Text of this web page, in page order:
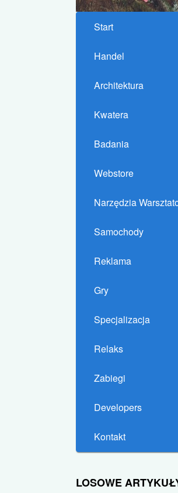
Start
Handel
Architektura
Kwatera
Badania
Webstore
Narzędzia
Samochody
Reklama
Gry
Specjalizacja
Relaks
Zabiegi
Developers
Kontakt
LOSOWE